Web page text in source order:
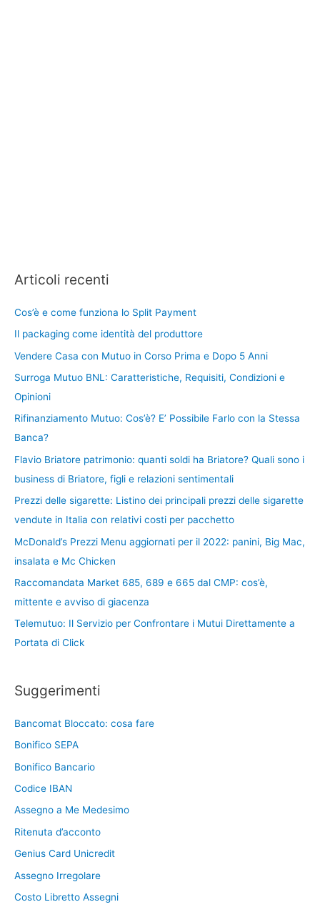
Articoli recenti
Cos’è e come funziona lo Split Payment
Il packaging come identità del produttore
Vendere Casa con Mutuo in Corso Prima e Dopo 5 Anni
Surroga Mutuo BNL: Caratteristiche, Requisiti, Condizioni e
Opinioni
Rifinanziamento Mutuo: Cos’è? E’ Possibile Farlo con la Stessa
Banca?
Flavio Briatore patrimonio: quanti soldi ha Briatore? Quali sono i
business di Briatore, figli e relazioni sentimentali
Prezzi delle sigarette: Listino dei principali prezzi delle sigarette
vendute in Italia con relativi costi per pacchetto
McDonald’s Prezzi Menu aggiornati per il 2022: panini, Big Mac,
insalata e Mc Chicken
Raccomandata Market 685, 689 e 665 dal CMP: cos’è,
mittente e avviso di giacenza
Telemutuo: Il Servizio per Confrontare i Mutui Direttamente a
Portata di Click
Suggerimenti
Bancomat Bloccato: cosa fare
Bonifico SEPA
Bonifico Bancario
Codice IBAN
Assegno a Me Medesimo
Ritenuta d’acconto
Genius Card Unicredit
Assegno Irregolare
Costo Libretto Assegni